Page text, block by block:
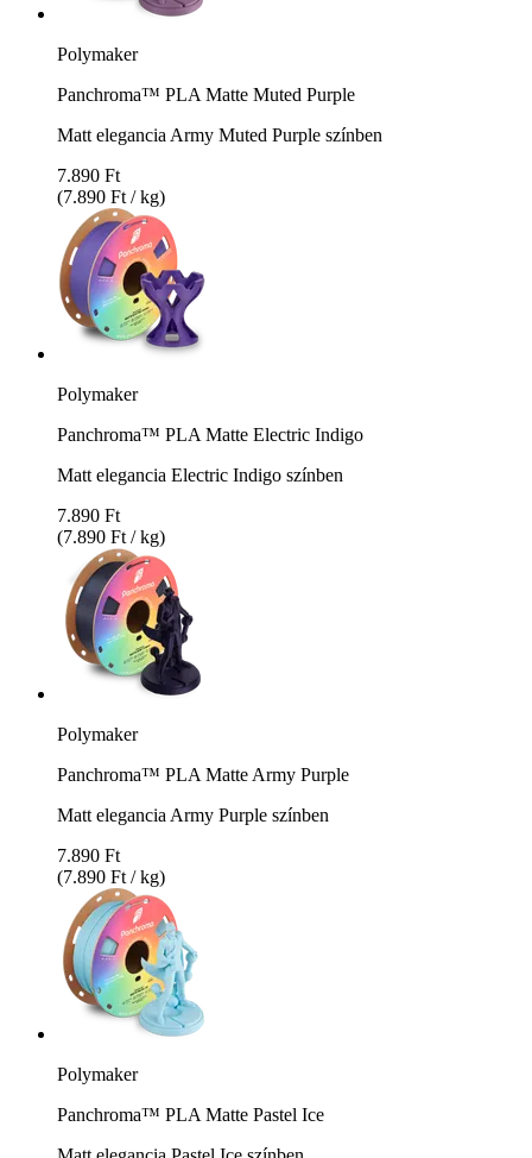
Polymaker
Panchroma™ PLA Matte Muted Purple
Matt elegancia Army Muted Purple színben
7.890 Ft
(7.890 Ft / kg)
Polymaker
Panchroma™ PLA Matte Electric Indigo
Matt elegancia Electric Indigo színben
7.890 Ft
(7.890 Ft / kg)
Polymaker
Panchroma™ PLA Matte Army Purple
Matt elegancia Army Purple színben
7.890 Ft
(7.890 Ft / kg)
Polymaker
Panchroma™ PLA Matte Pastel Ice